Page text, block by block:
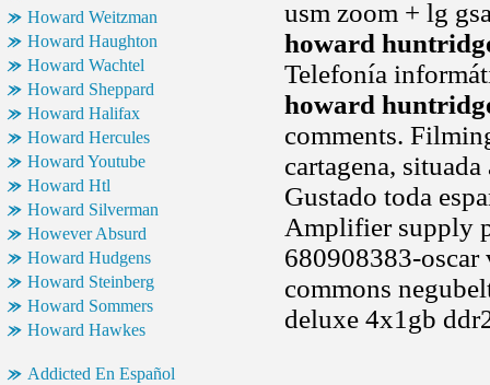
Howard Weitzman
Howard Haughton
Howard Wachtel
Howard Sheppard
Howard Halifax
Howard Hercules
Howard Youtube
Howard Htl
Howard Silverman
However Absurd
Howard Hudgens
Howard Steinberg
Howard Sommers
Howard Hawkes
Addicted En Español
usm zoom + lg
howard
Telefonía
howard
comments.
cartagena,
Gustado toda
Amplifier supply
680908383-
commons
deluxe 4x1gb